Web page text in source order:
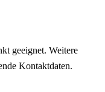
geeignet. Weitere
Kontaktdaten.